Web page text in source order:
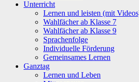
Unterricht
Lernen und leisten (mit
Wahlfächer ab Klasse 7
Wahlfächer ab Klasse 9
Sprachenfolge
Individuelle Förderung
Gemeinsames Lernen
Ganztag
Lernen und Leben